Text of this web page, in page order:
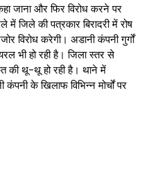
जाना और फिर विरोध करने पर
जिले की पत्रकार बिरादरी में रोष
विरोध करेगी। अडानी कंपनी गुर्गों
भी हो रही है। जिला स्तर से
की थू-थू हो रही है। थाने में
कंपनी के खिलाफ विभिन्न मोर्चों पर